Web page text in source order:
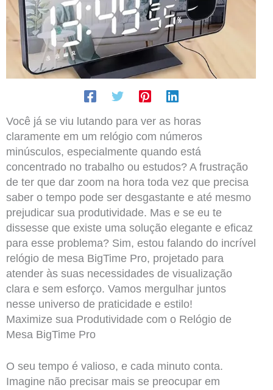
Você já se viu lutando para ver as horas
claramente em um relógio com números
minúsculos, especialmente quando está
concentrado no trabalho ou estudos? A frustração
de ter que dar zoom na hora toda vez que precisa
saber o tempo pode ser desgastante e até mesmo
prejudicar sua produtividade. Mas e se eu te
dissesse que existe uma solução elegante e eficaz
para esse problema? Sim, estou falando do incrível
relógio de mesa BigTime Pro, projetado para
atender às suas necessidades de visualização
clara e sem esforço. Vamos mergulhar juntos
nesse universo de praticidade e estilo!
Maximize sua Produtividade com o Relógio de
Mesa BigTime Pro
O seu tempo é valioso, e cada minuto conta.
Imagine não precisar mais se preocupar em